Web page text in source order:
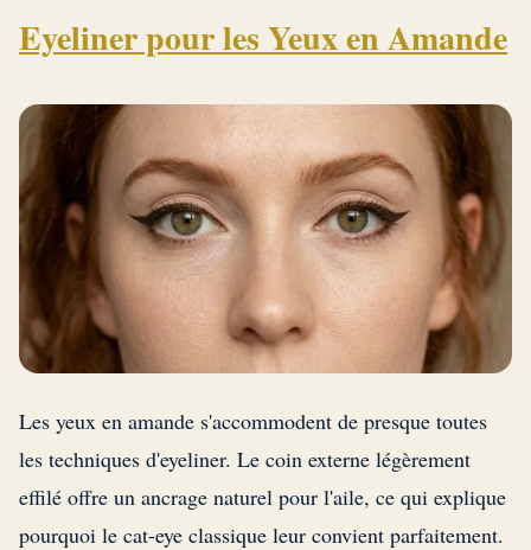
Eyeliner pour les Yeux en Amande
Les yeux en amande s'accommodent de presque toutes
les techniques d'eyeliner. Le coin externe légèrement
effilé offre un ancrage naturel pour l'aile, ce qui explique
pourquoi le cat-eye classique leur convient parfaitement.